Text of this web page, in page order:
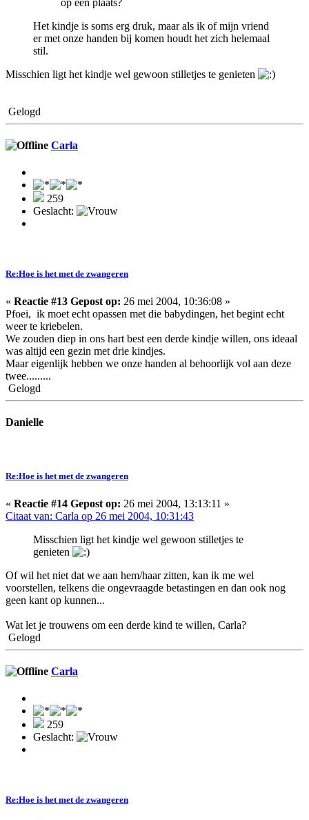
Het kindje is soms erg druk, maar als ik of mijn vriend
er met onze handen bij komen houdt het zich helemaal
stil.
Misschien ligt het kindje wel gewoon stilletjes te genieten
Gelogd
Carla
259
Geslacht:
Re:Hoe is het met de zwangeren
« Reactie #13 Gepost op: 26 mei 2004, 10:36:08 »
Pfoei, ik moet echt opassen met die babydingen, het begint echt
weer te kriebelen.
We zouden diep in ons hart best een derde kindje willen, ons ideaal
was altijd een gezin met drie kindjes.
Maar eigenlijk hebben we onze handen al behoorlijk vol aan deze
twee.........
Gelogd
Danielle
Re:Hoe is het met de zwangeren
« Reactie #14 Gepost op: 26 mei 2004, 13:13:11 »
Citaat van: Carla op 26 mei 2004, 10:31:43
Misschien ligt het kindje wel gewoon stilletjes te
genieten
Of wil het niet dat we aan hem/haar zitten, kan ik me wel
voorstellen, telkens die ongevraagde betastingen en dan ook nog
geen kant op kunnen...
Wat let je trouwens om een derde kind te willen, Carla?
Gelogd
Carla
259
Geslacht:
Re:Hoe is het met de zwangeren